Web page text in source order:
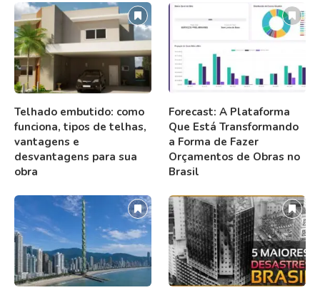
Telhado embutido: como
funciona, tipos de telhas,
vantagens e
desvantagens para sua
obra
Forecast: A Plataforma
Que Está Transformando
a Forma de Fazer
Orçamentos de Obras no
Brasil